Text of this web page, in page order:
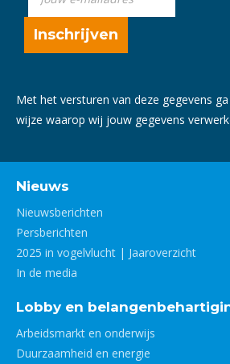
Met het versturen van deze gegevens
wijze waarop wij jouw gegevens
Nieuws
Nieuwsberichten
Persberichten
2025 in vogelvlucht | Jaaroverzicht
In de media
Lobby en
Arbeidsmarkt en onderwijs
Duurzaamheid en energie